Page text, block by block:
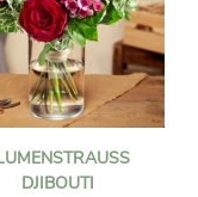
D
JIBOUTI